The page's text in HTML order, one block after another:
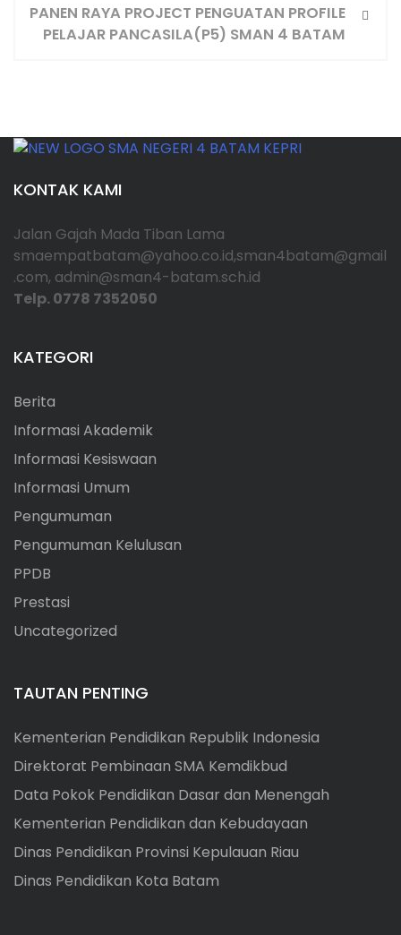
s
o
s
PANEN RAYA PROJECT PENGUATAN PROFILE
PELAJAR PANCASILA(P5) SMAN 4 BATAM
KONTAK KAMI
Jalan Gajah Mada Tiban Lama
smaempatbatam@yahoo.co.id,sman4batam@gmail
.com, admin@sman4-batam.sch.id
Telp. 0778 7352050
KATEGORI
Berita
Informasi Akademik
Informasi Kesiswaan
Informasi Umum
Pengumuman
Pengumuman Kelulusan
PPDB
Prestasi
Uncategorized
TAUTAN PENTING
Kementerian Pendidikan Republik Indonesia
Direktorat Pembinaan SMA Kemdikbud
Data Pokok Pendidikan Dasar dan Menengah
Kementerian Pendidikan dan Kebudayaan
Dinas Pendidikan Provinsi Kepulauan Riau
Dinas Pendidikan Kota Batam